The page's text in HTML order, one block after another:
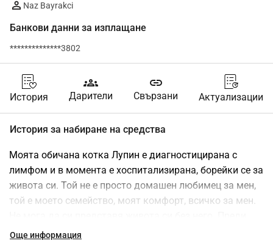
Naz Bayrakci
Банкови данни за изплащане
**************3802
История
groups
Дарители
link
Свързани Актуализации
История за набиране на средства
Моята обичана котка Лупин е диагностицирана с
лимфом и в момента е хоспитализирана, борейки се за
живота си. Той не е просто домашен любимец за мен,
той е моето семейство, моят комфорт, всичко за мен.
две седмици беше погрешно диагностициран и през
Още информация